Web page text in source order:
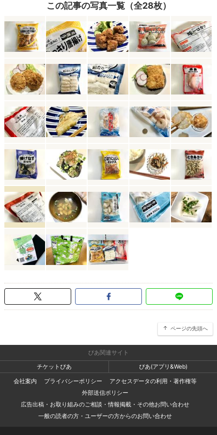
この記事の写真一覧（全28枚）
ページの先頭へ
ぴあ関連サイト
チケットぴあ
ぴあ(アプリ&Web)
会社案内
プライバシーポリシー
アクセスデータの利用・著作権等
外部送信ポリシー
広告出稿・お取り組みのご相談・情報掲載・その他お問い合わせ
一般の読者の方・ユーザーの方からのお問い合わせ